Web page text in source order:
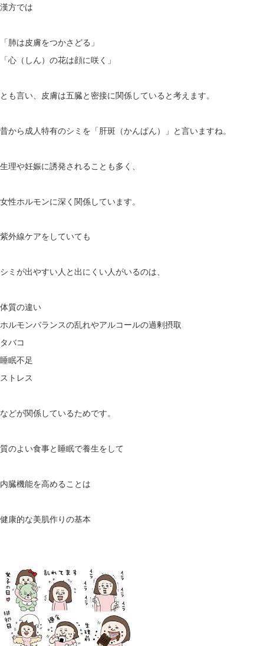
漢方では
「肺は皮膚をつかさどる」
「心（しん）の花は顔に咲く」
とも言い、皮膚は五臓と密接に関係していると考えます。
昔から成人特有のシミを「肝斑（かんぱん）」と言いますね。
生理や妊娠に誘発されることも多く、
女性ホルモンに深く関係しています。
紫外線ケアをしていても
シミが出やすい人と出にくい人がいるのは、
体質の違い
ホルモンバランスの乱れやアルコールの過剰摂取
タバコ
睡眠不足
ストレス
などが関係しているためです。
質のよい食事と睡眠で養生をして
内臓機能を高めることは
健康的な美肌作りの基本